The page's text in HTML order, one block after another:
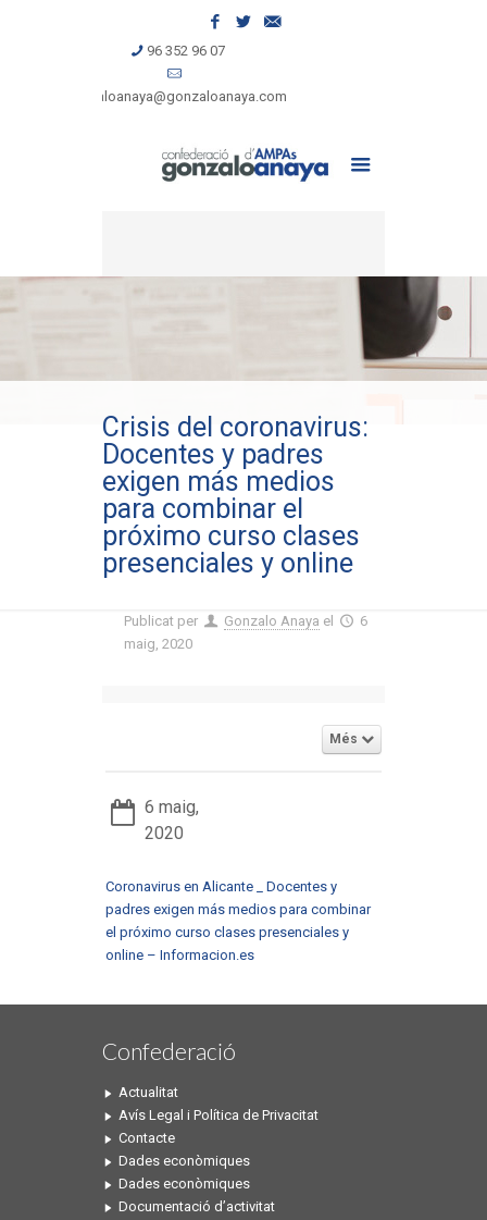
96 352 96 07
gonzaloanaya@gonzaloanaya.com
Crisis del coronavirus:
Docentes y padres
exigen más medios
para combinar el
próximo curso clases
presenciales y online
Publicat per Gonzalo Anaya el
6
maig, 2020
Més
6 maig,
2020
Coronavirus en Alicante _ Docentes y
padres exigen más medios para combinar
el próximo curso clases presenciales y
online – Informacion.es
Confederació
Actualitat
Avís Legal i Política de Privacitat
Contacte
Dades econòmiques
Dades econòmiques
Documentació d’activitat